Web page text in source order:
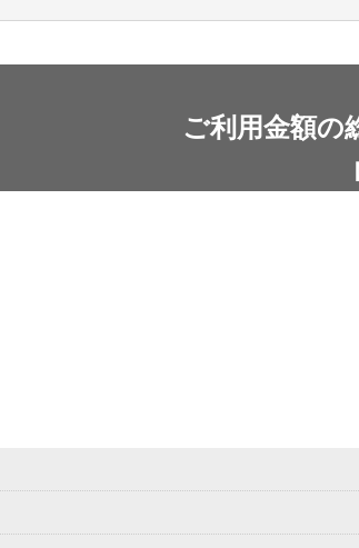
ご利用金額